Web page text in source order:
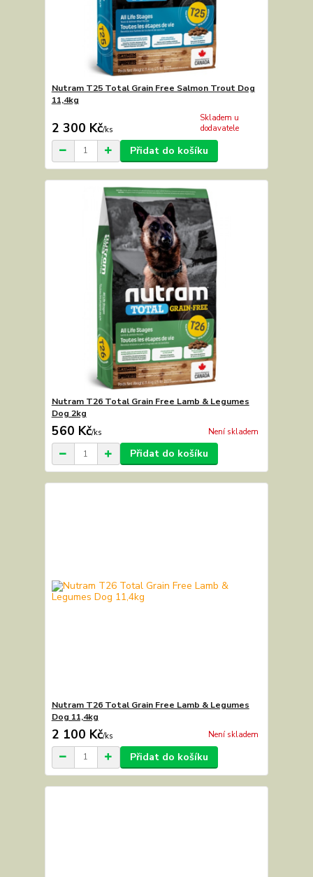
Nutram T25 Total Grain Free Salmon Trout Dog
11,4kg
2 300 Kč/ks
Skladem u
dodavatele
Přidat do košíku
Nutram T26 Total Grain Free Lamb & Legumes
Dog 2kg
560 Kč/ks Není skladem
Přidat do košíku
Nutram T26 Total Grain Free Lamb & Legumes
Dog 11,4kg
2 100 Kč/ks Není skladem
Přidat do košíku